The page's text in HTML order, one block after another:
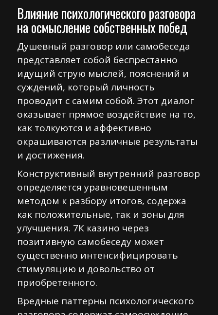
Влияние психологического разговора
на осмысление собственных побед
Душевный разговор или самобеседа
представляет собой беспрестанно
идущий струю мыслей, пояснений и
суждений, который личность
проводит с самим собой. Этот диалог
оказывает прямое воздействие на то,
как толкуются и аффективно
окрашиваются различные результаты
и достижения.
Конструктивный внутренний разговор
определяется уравновешенным
методом к разбору итогов, содержа
как положительные, так и зоны для
улучшения. 7К казино через
позитивную самобеседу может
существенно интенсифицировать
стимуляцию и довольство от
приобретенного.
Вредные паттерны психологического